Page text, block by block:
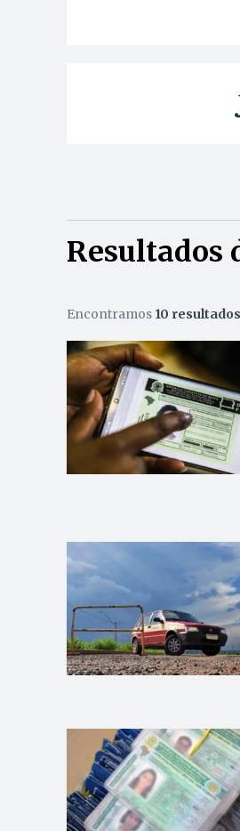
Resultados
Encontramos 10 resultados